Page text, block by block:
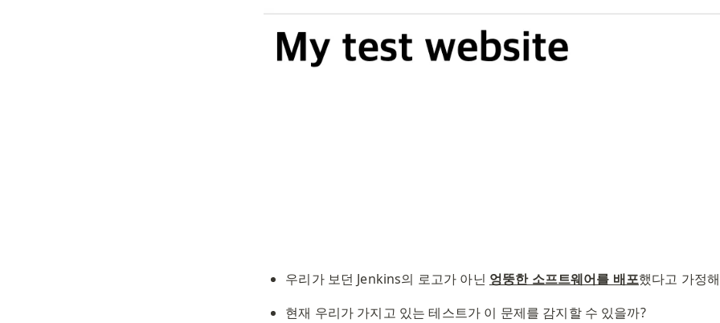
우리가 보던 Jenkins의 로고가 아닌 엉뚱한 소프트웨어를 배포했다고 가정
현재 우리가 가지고 있는 테스트가 이 문제를 감지할 수 있을까?